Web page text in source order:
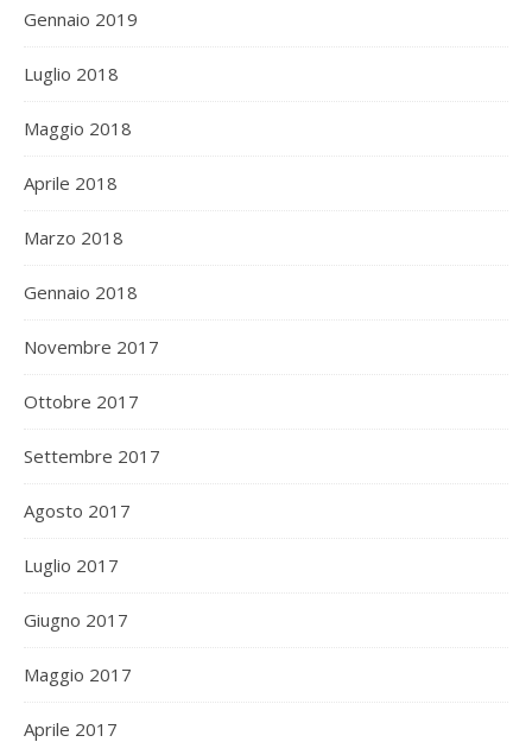
Gennaio 2019
Luglio 2018
Maggio 2018
Aprile 2018
Marzo 2018
Gennaio 2018
Novembre 2017
Ottobre 2017
Settembre 2017
Agosto 2017
Luglio 2017
Giugno 2017
Maggio 2017
Aprile 2017